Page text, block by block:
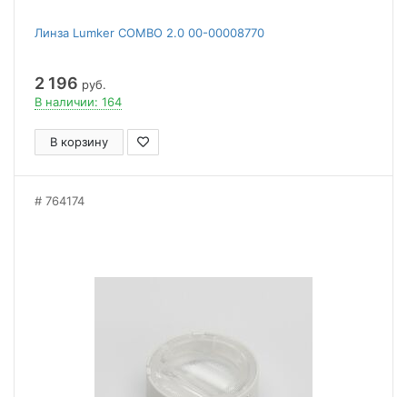
Линза Lumker COMBO 2.0 00-00008770
2 196 руб.
В наличии: 164
В корзину
764174